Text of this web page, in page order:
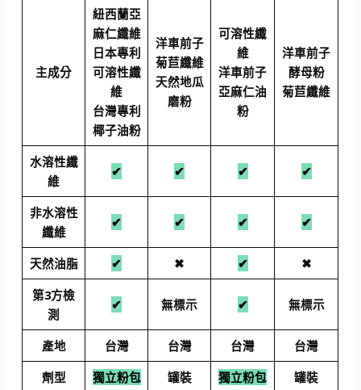
主成分
紐西蘭亞
麻仁纖維
日本專利
可溶性纖
維
台灣專利
椰子油粉
洋車前子
菊苣纖維
天然地瓜
磨粉
可溶性纖
維
洋車前子
亞麻仁油
粉
洋車前子
酵母粉
菊苣纖維
水溶性纖
維
✔ ✔ ✔ ✔
非水溶性
纖維
✔ ✔ ✔ ✔
天然油脂 ✔ ✖ ✔
✖
第3方檢
測
✔ 無標示 ✔ 無標示
產地 台灣 台灣 台灣
台灣
劑型
獨立粉包 罐裝 獨立粉包
罐裝